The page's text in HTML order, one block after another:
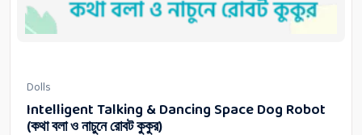
Dolls
Intelligent Talking & Dancing Space Dog Robot
(কথা বলা ও নাচুনে রোবট কুকুর)